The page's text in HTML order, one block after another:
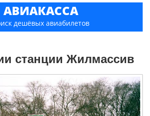
АВИАКАССА
дешёвых авиабилетов
станции Жилмассив